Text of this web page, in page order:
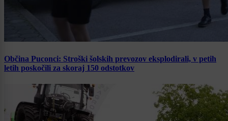
Občina Puconci: Stroški šolskih prevozov eksplodirali, v petih
letih poskočili za skoraj 150 odstotkov